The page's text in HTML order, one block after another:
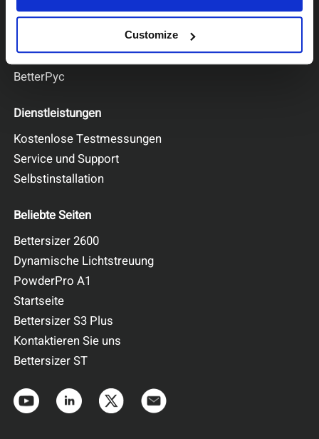
Customize
BeDensi
PowderPro
BetterPyc
Dienstleistungen
Kostenlose Testmessungen
Service und Support
Selbstinstallation
Beliebte Seiten
Bettersizer 2600
Dynamische Lichtstreuung
PowderPro A1
Startseite
Bettersizer S3 Plus
Kontaktieren Sie uns
Bettersizer ST